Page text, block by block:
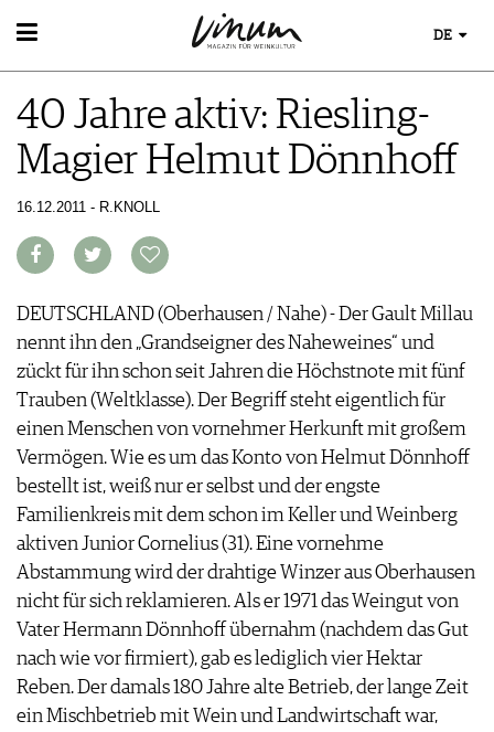
WEIN
WEINSUCHE
GUIDE WEINGÜTER
WINETRADECLUB
WEINE DES MONATS
TRINKREIFETABELLE
UNIQUE WINERIES
WEINWISSEN
WEINREGIONEN
WEINLEXIKON
WEINGESCHICHTE
WEINLAGERUNG
INFOGRAFIKEN
NEWS
EVENTS
EVENTKALENDER
EVENT-BILDER
FOOD PAIRING TIPPS
FOOD PAIRING TABELLE
KULINARIK
REZEPTE
HOTSPOTS
WEINREISEN
MAGAZIN
WINEGUIDES
KLARTEXT
EXTRAS
ABO
AUSGABE
ARCHIV
VORTEILSWELT
MEDIATHEK
APPS
VIDEOS
BILDSTRECKEN
BÜCHER
NEWS
WEINWIRTSCHAFT
WEINSZENE
PORTRAITS
VINOPHILES
ARCHIV
ANMELDEN
AWARDS
GEWINNSPIELE
VORTEILSWELT
TRINKREIFETABELLE
DE
40 Jahre aktiv: Riesling-
Magier Helmut Dönnhoff
16.12.2011 - R.KNOLL
DEUTSCHLAND (Oberhausen / Nahe) - Der Gault Millau
nennt ihn den „Grandseigner des Naheweines“ und
zückt für ihn schon seit Jahren die Höchstnote mit fünf
Trauben (Weltklasse). Der Begriff steht eigentlich für
einen Menschen von vornehmer Herkunft mit großem
Vermögen. Wie es um das Konto von Helmut Dönnhoff
bestellt ist, weiß nur er selbst und der engste
Familienkreis mit dem schon im Keller und Weinberg
aktiven Junior Cornelius (31). Eine vornehme
Abstammung wird der drahtige Winzer aus Oberhausen
nicht für sich reklamieren. Als er 1971 das Weingut von
Vater Hermann Dönnhoff übernahm (nachdem das Gut
nach wie vor firmiert), gab es lediglich vier Hektar
Reben. Der damals 180 Jahre alte Betrieb, der lange Zeit
ein Mischbetrieb mit Wein und Landwirtschaft war,